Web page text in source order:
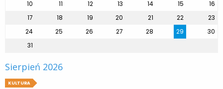
10
11 12 13 14 15
16
17
18 19 20 21 22
23
24
25 26 27 28 29
30
31
Sierpień 2026
KULTURA